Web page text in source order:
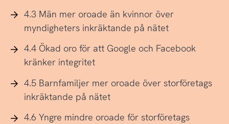
4.3 Män mer oroade än kvinnor över
myndigheters inkräktande på nätet
4.4 Ökad oro för att Google och Facebook
kränker integritet
4.5 Barnfamiljer mer oroade över storföretags
inkräktande på nätet
4.6 Yngre mindre oroade för storföretags